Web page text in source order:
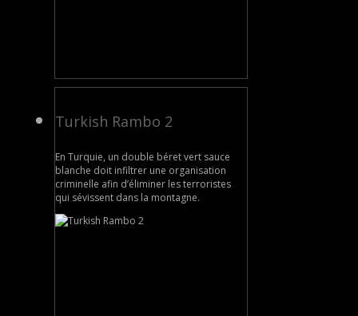
Turkish Rambo 2
En Turquie, un double béret vert sauce
blanche doit infiltrer une organisation
criminelle afin d’éliminer les terroristes
qui sévissent dans la montagne.